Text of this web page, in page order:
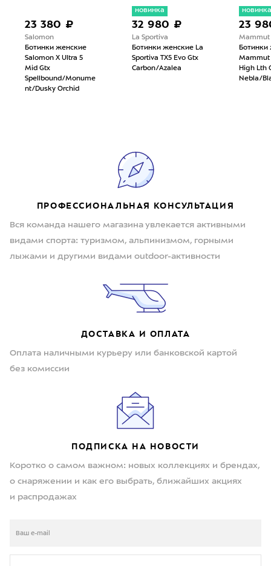
23 380 ₽
Salomon
Ботинки женские
Salomon X Ultra 5
Mid Gtx
Spellbound/Monume
nt/Dusky Orchid
новинка
32 980 ₽
La Sportiva
Ботинки женские La
Sportiva TX5 Evo Gtx
Carbon/Azalea
новинка
23
Mammut
Ботинки
Mammut
High Lth
Nebla/
ПРОФЕССИОНАЛЬНАЯ КОНСУЛЬТАЦИЯ
Вся команда нашего магазина увлекается активными
видами спорта: туризмом, альпинизмом, горными
лыжами и другими видами outdoor-активности
ДОСТАВКА И ОПЛАТА
Оплата наличными курьеру или банковской картой
без комиссии
ПОДПИСКА НА НОВОСТИ
Коротко о самом важном: новых коллекциях и брендах,
о снаряжении и как его выбрать, ближайших акциях
и распродажах